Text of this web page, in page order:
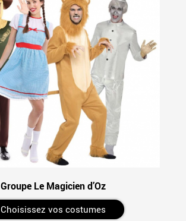
Groupe Le Magicien d’Oz
Choisissez vos costumes